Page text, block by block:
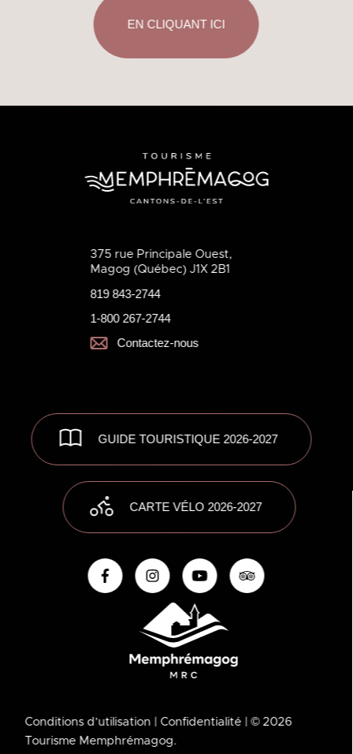
EN CLIQUANT ICI
375 rue Principale Ouest,
Magog (Québec) J1X 2B1
819 843-2744
1-800 267-2744
Contactez-nous
GUIDE TOURISTIQUE 2026-2027
CARTE VÉLO 2026-2027
Conditions d’utilisation | Confidentialité | © 2026
Tourisme Memphrémagog.